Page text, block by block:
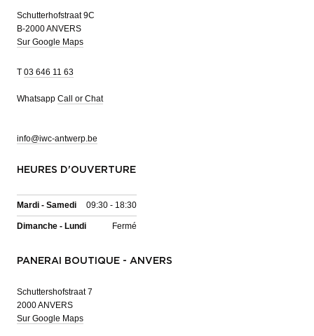
Schutterhofstraat 9C
B-2000 ANVERS
Sur Google Maps
T 03 646 11 63
Whatsapp Call or Chat
info@iwc-antwerp.be
HEURES D'OUVERTURE
Mardi - Samedi 09:30 - 18:30
Dimanche - Lundi Fermé
PANERAI BOUTIQUE - ANVERS
Schuttershofstraat 7
2000 ANVERS
Sur Google Maps